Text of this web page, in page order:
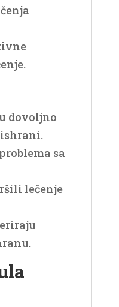
dovoljno
sa
lečenje